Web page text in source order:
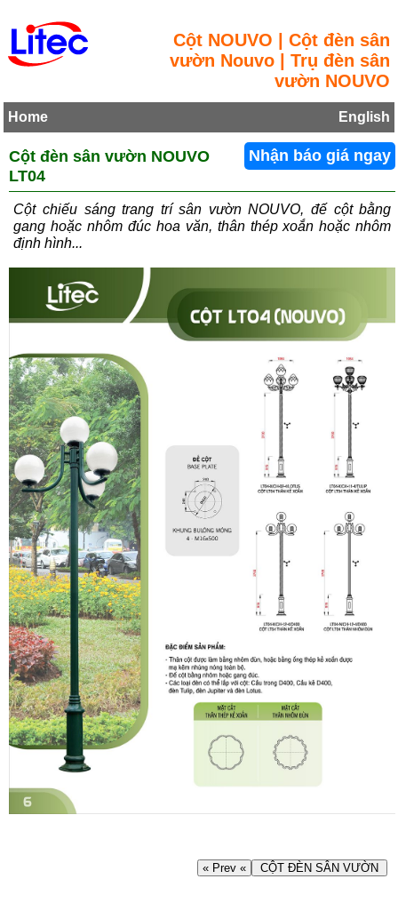
Cột NOUVO | Cột đèn sân
vườn Nouvo | Trụ đèn sân
vườn NOUVO
Home English
Nhận báo giá ngay
Cột đèn sân vườn NOUVO
LT04
Cột chiếu sáng trang trí sân vườn NOUVO, đế cột bằng
gang hoặc nhôm đúc hoa văn, thân thép xoắn hoặc nhôm
định hình...
« Prev « CỘT ĐÈN SÂN VƯỜN